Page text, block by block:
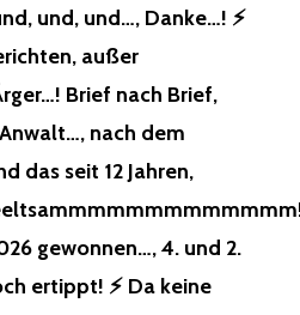
EIN, N
EHME K
ROGEN, S
TIMMTE I
UCH L
BER V
ERSCHIEDENE G
RÜNDE! ⚡
und, und…, Danke…! ⚡️
außer
Brief nach Brief,
nach dem
das seit 12 Jahren,
gewonnen…, 4. und 2.
ertippt! ⚡️ Da keine